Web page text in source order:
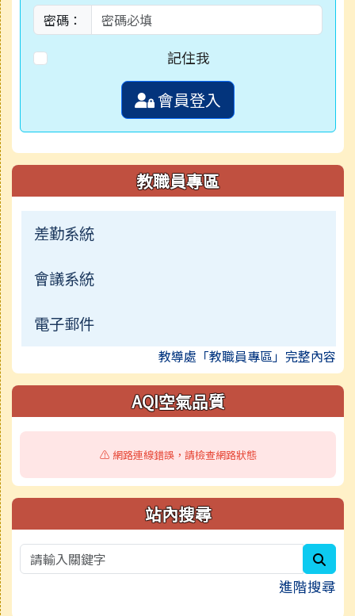
密碼：
記住我
會員登入
教職員專區
差勤系統
會議系統
電子郵件
教導處「教職員專區」完整內容
AQI空氣品質
⚠️ 網路連線錯誤，請檢查網路狀態
站內搜尋
進階搜尋